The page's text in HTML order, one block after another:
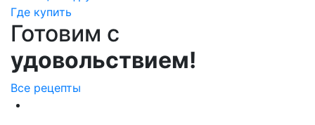
Где купить
Готовим с
удовольствием!
Все рецепты